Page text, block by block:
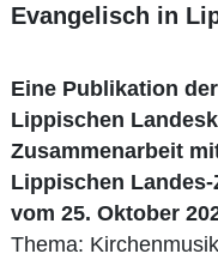
Evangelisch in
Eine Publikation der
Lippischen
Zusammenarbeit
Lippischen
vom 25. Oktober
Thema: Kirchenmusik